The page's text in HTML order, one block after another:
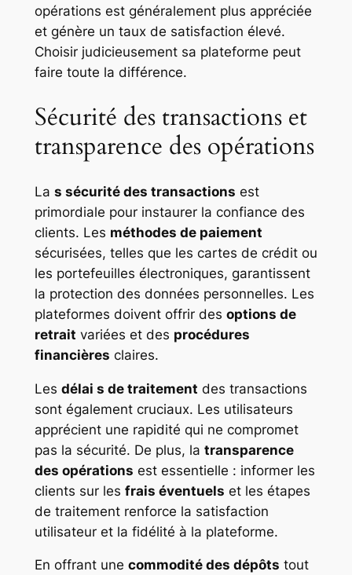
opérations est généralement plus appréciée
et génère un taux de satisfaction élevé.
Choisir judicieusement sa plateforme peut
faire toute la différence.
Sécurité des transactions et
transparence des opérations
La s sécurité des transactions est
primordiale pour instaurer la confiance des
clients. Les méthodes de paiement
sécurisées, telles que les cartes de crédit ou
les portefeuilles électroniques, garantissent
la protection des données personnelles. Les
plateformes doivent offrir des options de
retrait variées et des procédures
financières claires.
Les délai s de traitement des transactions
sont également cruciaux. Les utilisateurs
apprécient une rapidité qui ne compromet
pas la sécurité. De plus, la transparence
des opérations est essentielle : informer les
clients sur les frais éventuels et les étapes
de traitement renforce la satisfaction
utilisateur et la fidélité à la plateforme.
En offrant une commodité des dépôts tout